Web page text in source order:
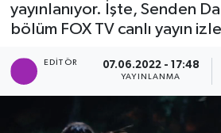
yayınlanıyor. İşte, Senden
bölüm FOX TV canlı yayın
EDITÖR 07.06.2022 - 17:48
YAYINLANMA
GÜNDEM
MAGAZİN
Son Dakika Haberleri
Haber Arşivi